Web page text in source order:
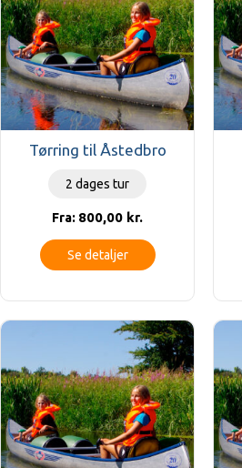
Tørring til Åstedbro
2 dages tur
Fra: 800,00 kr.
Se detaljer